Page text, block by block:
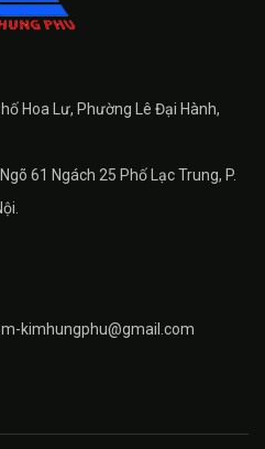
Hoa Lư, Phường Lê Đại Hành,
61 Ngách 25 Phố Lạc Trung, P.
kimhungphu@gmail.com